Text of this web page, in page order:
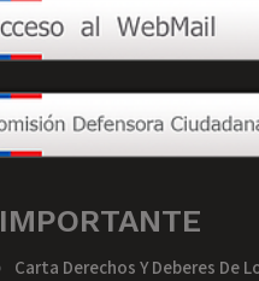
IMPORTANTE
Carta Derechos Y Deberes De